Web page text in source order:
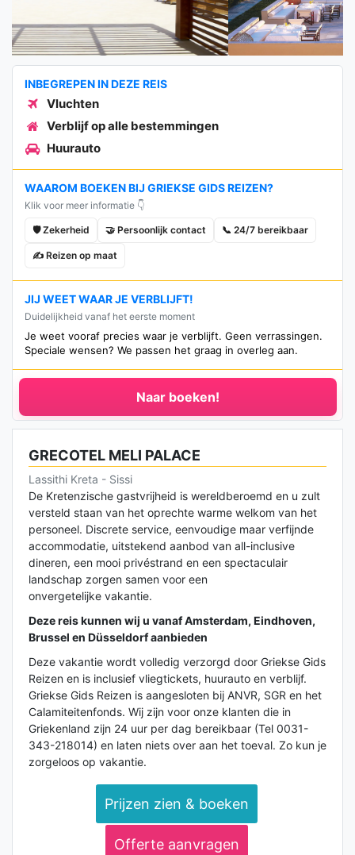
INBEGREPEN IN DEZE REIS
Vluchten
Verblijf op alle bestemmingen
Huurauto
WAAROM BOEKEN BIJ GRIEKSE GIDS REIZEN?
Klik voor meer informatie 👇
🛡️ Zekerheid 🤝 Persoonlijk contact 📞 24/7 bereikbaar
✍️ Reizen op maat
JIJ WEET WAAR JE VERBLIJFT!
Duidelijkheid vanaf het eerste moment
Je weet vooraf precies waar je verblijft. Geen verrassingen.
Speciale wensen? We passen het graag in overleg aan.
Naar boeken!
GRECOTEL MELI PALACE
Lassithi Kreta - Sissi
De Kretenzische gastvrijheid is wereldberoemd en u zult
versteld staan van het oprechte warme welkom van het
personeel. Discrete service, eenvoudige maar verfijnde
accommodatie, uitstekend aanbod van all-inclusive
dineren, een mooi privéstrand en een spectaculair
landschap zorgen samen voor een
onvergetelijke vakantie.
Deze reis kunnen wij u vanaf Amsterdam, Eindhoven,
Brussel en Düsseldorf aanbieden
Deze vakantie wordt volledig verzorgd door Griekse Gids
Reizen en is inclusief vliegtickets, huurauto en verblijf.
Griekse Gids Reizen is aangesloten bij ANVR, SGR en het
Calamiteitenfonds. Wij zijn voor onze klanten die in
Griekenland zijn 24 uur per dag bereikbaar (Tel 0031-
343-218014) en laten niets over aan het toeval. Zo kun je
zorgeloos op vakantie.
Prijzen zien & boeken
Offerte aanvragen